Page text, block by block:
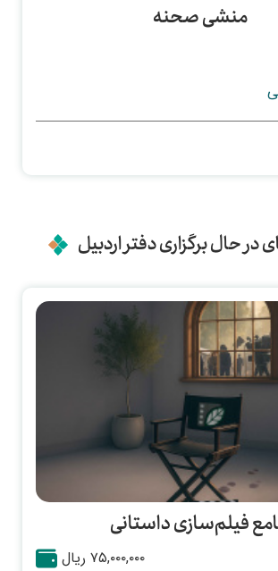
منشی صحنه
در حال برگزاری دفتر اردبیل
فیلم‌سازی داستانی
۷۵,۰۰۰,۰۰۰ ریال